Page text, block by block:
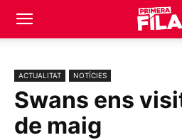
ACTUALITAT NOTÍCIES
Swans ens
de maig